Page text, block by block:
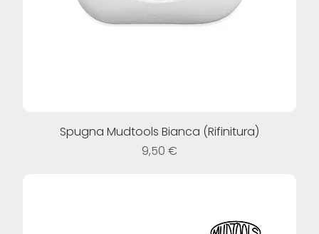
Spugna Mudtools Bianca (Rifinitura)
Prezzo
9,50 €